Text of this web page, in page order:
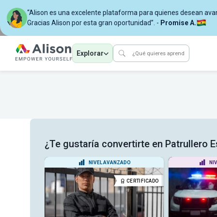
“Alison es una excelente plataforma para quienes desean
Gracias Alison por esta gran oportunidad”. - Promise A.
Explorar
¿Te gustaría convertirte en Patrullero
NIVEL AVANZADO
CERTIFICADO